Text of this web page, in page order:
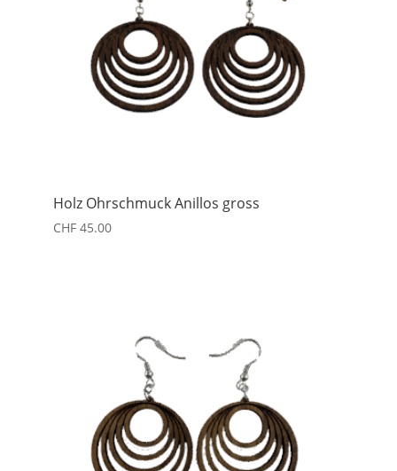
Holz Ohrschmuck Anillos gross
CHF45.00